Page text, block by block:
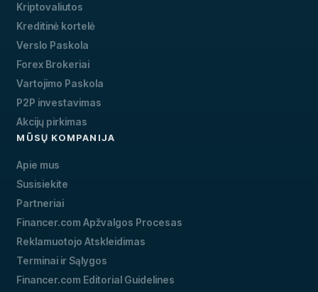
Kriptovaliutos
Kreditinė kortelė
Verslo Paskola
Forex Brokeriai
Vartojimo Paskola
P2P investavimas
Akcijų pirkimas
MŪSŲ KOMPANIJA
Apie mus
Susisiekite
Partneriai
Financer.com Apžvalgos Procesas
Reklamuotojo Atskleidimas
Terminai ir Sąlygos
Financer.com Editorial Guidelines